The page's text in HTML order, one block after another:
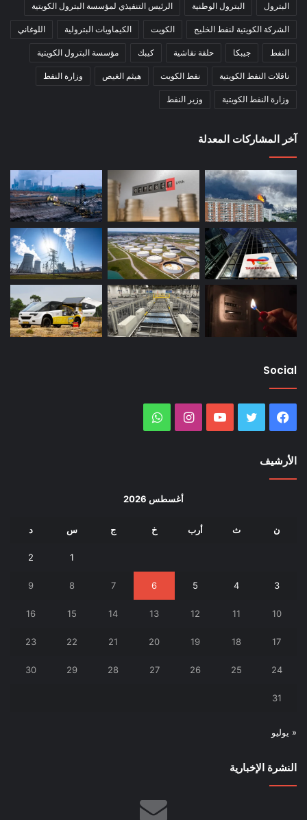
البترول البترول الوطنية الرئيس التنفيذي لمؤسسة البترول الكويتية
الشركة الكويتية لنفط الخليج الكويت الكيماويات البترولية اللوغاني
النفط جيبكا حلقة نقاشية كيبك مؤسسة البترول الكويتية
ناقلات النفط الكويتية نفط الكويت هيثم الغيص وزارة النفط
وزارة النفط الكويتية وزير النفط
آخر المشاركات المعدلة
Social
فيسبوك تويتر يوتيوب انستقرام
الأرشيف
أغسطس 2026
ن ث أرب خ ج س د
1
2
3
4
5
6
7
8
9
10
11
12
13
14
15
16
17
18
19
20
21
22
23
24
25
26
27
28
29
30
31
« يوليو
النشرة الإخبارية